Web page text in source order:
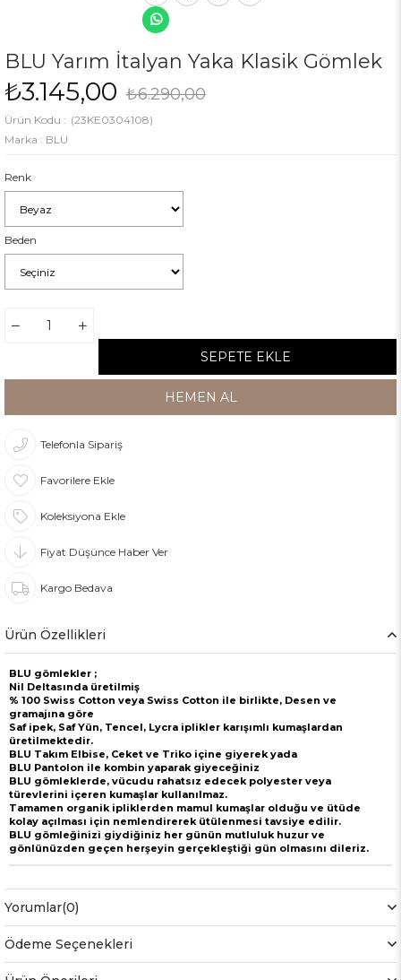
BLU Yarım İtalyan Yaka Klasik Gömlek
₺6.290,00
₺3.145,00
(23KE0304108)
Marka : BLU
Renk
Beden
Telefonla Sipariş
Favorilere Ekle
Koleksiyona Ekle
Fiyat Düşünce Haber Ver
Kargo Bedava
Ürün Özellikleri
BLU gömlekler ;
Nil Deltasında üretilmiş
% 100 Swiss Cotton veya Swiss Cotton ile birlikte, Desen ve
gramajına göre
Saf ipek, Saf Yün, Tencel, Lycra iplikler karışımlı kumaşlardan
üretilmektedir.
BLU Takım Elbise, Ceket ve Triko içine giyerek yada
BLU Pantolon ile kombin yaparak giyeceğiniz
BLU gömleklerde, vücudu rahatsız edecek polyester veya
türevlerini içeren kumaşlar kullanılmaz.
Tamamen organik ipliklerden mamul kumaşlar olduğu ve ütüde
kolay açılması için nemlendirerek ütülenmesi tavsiye edilir.
BLU gömleğinizi giydiğiniz her günün mutluluk huzur ve
gönlünüzden geçen herşeyin gerçekleştiği gün olmasını dileriz.
Yorumlar(0)
Ödeme Seçenekleri